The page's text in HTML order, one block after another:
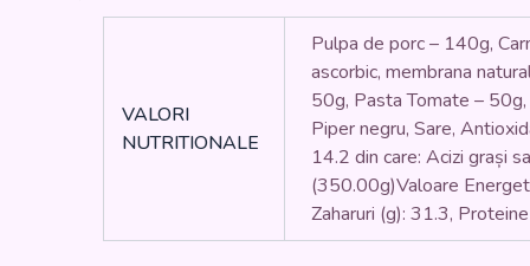
VALORI
NUTRITIONALE
Pulpa de porc – 140g,
ascorbic, membrana
50g, Pasta Tomate –
Piper negru, Sare,
14.2 din care: Acizi grași
(350.00g)Valoare
Zaharuri (g): 31.3,